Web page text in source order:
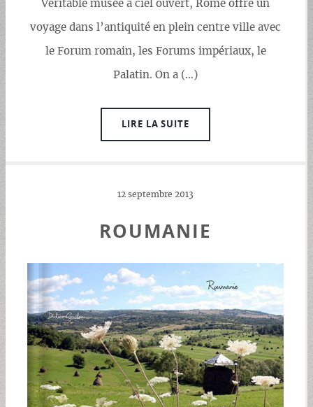
Véritable musée à ciel ouvert, Rome offre un
voyage dans l’antiquité en plein centre ville avec
le Forum romain, les Forums impériaux, le
Palatin. On a (…)
LIRE LA SUITE
12 septembre 2013
ROUMANIE